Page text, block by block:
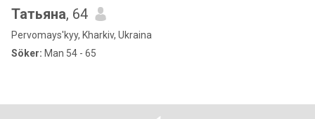
Татьяна, 64
Pervomays'kyy, Kharkiv, Ukraina
Söker: Man 54 - 65